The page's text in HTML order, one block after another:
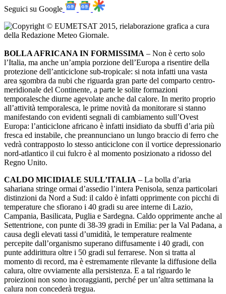
Seguici su Google
BOLLA AFRICANA IN FORMISSIMA – Non è certo solo
l’Italia, ma anche un’ampia porzione dell’Europa a risentire della
protezione dell’anticiclone sub-tropicale: si nota infatti una vasta
area sgombra da nubi che riguarda gran parte del comparto centro-
meridionale del Continente, a parte le solite formazioni
temporalesche diurne agevolate anche dal calore. In merito proprio
all’attività temporalesca, le prime novità da monitorare si stanno
manifestando con evidenti segnali di cambiamento sull’Ovest
Europa: l’anticiclone africano è infatti insidiato da sbuffi d’aria più
fresca ed instabile, che preannunciano un lungo braccio di ferro che
vedrà contrapposto lo stesso anticiclone con il vortice depressionario
nord-atlantico il cui fulcro è al momento posizionato a ridosso del
Regno Unito.
CALDO MICIDIALE SULL’ITALIA – La bolla d’aria
sahariana stringe ormai d’assedio l’intera Penisola, senza particolari
distinzioni da Nord a Sud: il caldo è infatti opprimente con picchi di
temperature che sfiorano i 40 gradi su aree interne di Lazio,
Campania, Basilicata, Puglia e Sardegna. Caldo opprimente anche al
Settentrione, con punte di 38-39 gradi in Emilia: per la Val Padana, a
causa degli elevati tassi d’umidità, le temperature realmente
percepite dall’organismo superano diffusamente i 40 gradi, con
punte addirittura oltre i 50 gradi sul ferrarese. Non si tratta al
momento di record, ma è estremamente rilevante la diffusione della
calura, oltre ovviamente alla persistenza. E a tal riguardo le
proiezioni non sono incoraggianti, perché per un’altra settimana la
calura non concederà tregua.